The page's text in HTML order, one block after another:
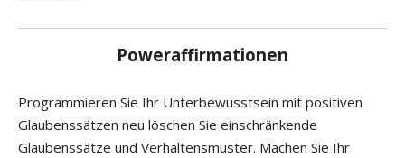
Poweraffirmationen
Programmieren Sie Ihr Unterbewusstsein mit positiven
Glaubenssätzen neu löschen Sie einschränkende
Glaubenssätze und Verhaltensmuster. Machen Sie Ihr